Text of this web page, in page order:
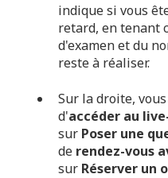
indique si vous
retard, en tenant
d'examen et du
reste à réaliser.
Sur la droite,
d'accéder au
sur Poser une
de rendez-vous
sur Réserver un